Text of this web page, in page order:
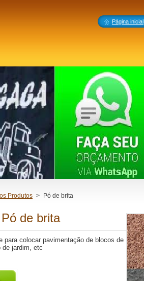
Produtos > Pó de brita
Pó de brita
para colocar pavimentação de blocos de
de jardim, etc
Página inicial